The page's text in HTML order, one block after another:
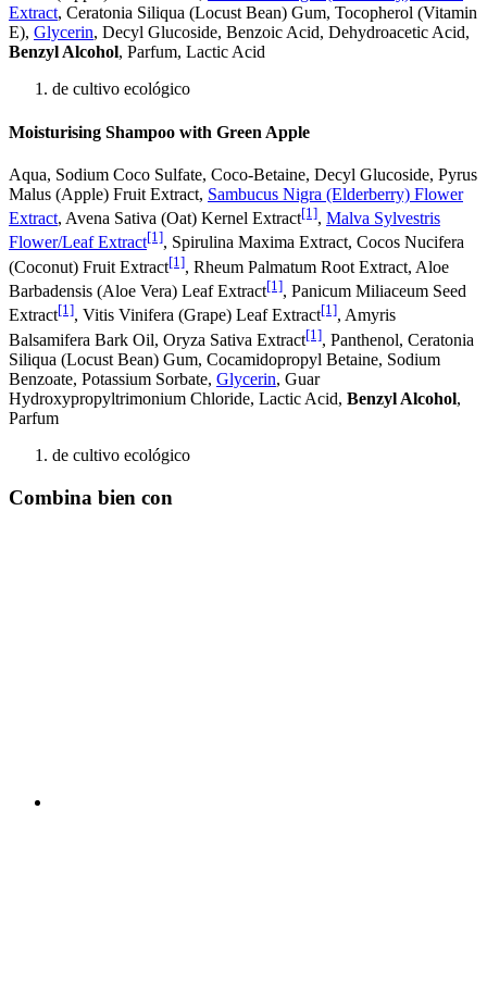
Extract, Ceratonia Siliqua (Locust Bean) Gum, Tocopherol (Vitamin
E), Glycerin, Decyl Glucoside, Benzoic Acid, Dehydroacetic Acid,
Benzyl Alcohol, Parfum, Lactic Acid
de cultivo ecológico
Moisturising Shampoo with Green Apple
Aqua, Sodium Coco­ Sulfate, Coco-Betaine, Decyl Glucoside, Pyrus
Malus (Apple) Fruit Extract, Sambucus Nigra (Elderberry) Flower
Extract, Avena Sativa (Oat) Kernel Extract[1], Malva Sylvestris
Flower/Leaf Extract[1], Spirulina Maxima Extract, Cocos Nucifera
(Coconut) Fruit Extract[1], Rheum Palmatum Root Extract, Aloe
Barbadensis (Aloe Vera) Leaf Extract[1], Panicum Miliaceum Seed
Extract[1], Vitis Vinifera (Grape) Leaf Extract[1], Amyris
Balsamifera Bark Oil, Oryza Sativa Extract[1], Panthenol, Ceratonia
Siliqua (Locust Bean) Gum, Cocamidopropyl Betaine, Sodium
Benzoate, Potassium Sorbate, Glycerin, Guar
Hydroxypropyltrimonium Chloride, Lactic Acid, Benzyl Alcohol,
Parfum
de cultivo ecológico
Combina bien con